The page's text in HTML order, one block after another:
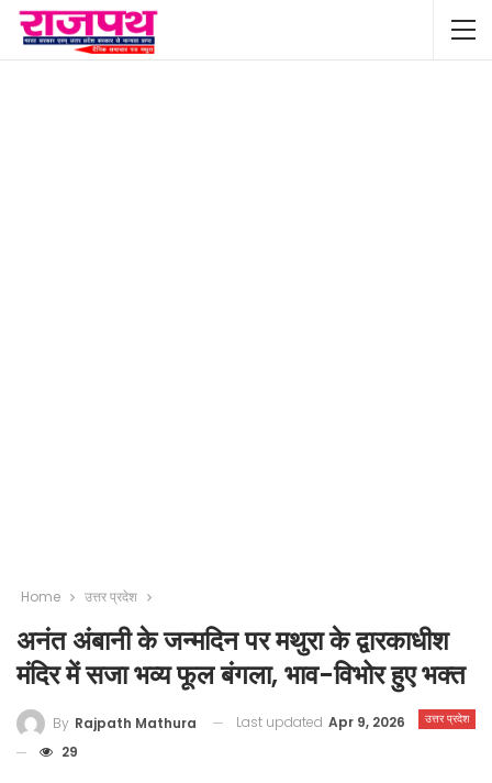
Home उत्तर प्रदेश
अनंत अंबानी के जन्मदिन पर मथुरा के द्वारकाधीश
मंदिर में सजा भव्य फूल बंगला, भाव-विभोर हुए भक्त
उत्तर प्रदेश
By Rajpath Mathura Last updated Apr 9, 2026
29